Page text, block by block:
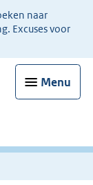
naar
Excuses voor
Menu